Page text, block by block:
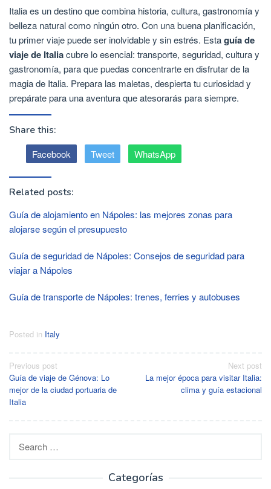
Italia es un destino que combina historia, cultura, gastronomía y
belleza natural como ningún otro. Con una buena planificación,
tu primer viaje puede ser inolvidable y sin estrés. Estaguía de
viaje de Italiacubre lo esencial: transporte, seguridad, cultura y
gastronomía, para que puedas concentrarte en disfrutar de la
magia de Italia. Prepara las maletas, despierta tu curiosidad y
prepárate para una aventura que atesorarás para siempre.
Share this:
Facebook Tweet WhatsApp
Related posts:
Guía de alojamiento en Nápoles: las mejores zonas para
alojarse según el presupuesto
Guía de seguridad de Nápoles: Consejos de seguridad para
viajar a Nápoles
Guía de transporte de Nápoles: trenes, ferries y autobuses
Posted in Italy
Post
navigation
Previous post
Guía de viaje de Génova: Lo
mejor de la ciudad portuaria de
Italia
Next post
La mejor época para visitar Italia:
clima y guía estacional
for:
Categorías